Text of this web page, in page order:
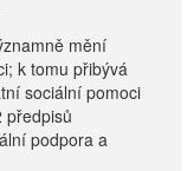
mění
k tomu přibývá
sociální pomoci
předpisů
podpora a